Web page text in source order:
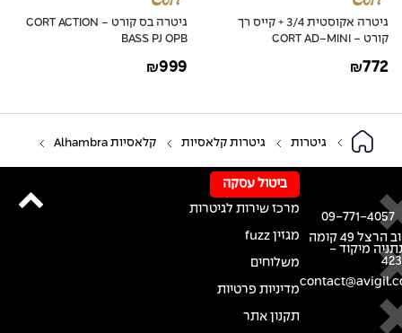
גיטרה אקוסטית 3/4 + קייס רך
קורט - CORT AD-MINI
₪772
גיטרה בס קורט - CORT ACTION
BASS PJ OPB
₪999
גיטרות גיטרות קלאסיות קלאסיות Alhambra
רחוב הרצל 49 קומה
מיקוד -
09-771-4057
ביטול עסקה
מרכז שירות לגיטרות
מגזין fuzz
משלוחים
מדיניות פרטיות
תקנון אתר